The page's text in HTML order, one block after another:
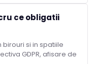
ce obligatii
si in spatiile
GDPR, afisare de